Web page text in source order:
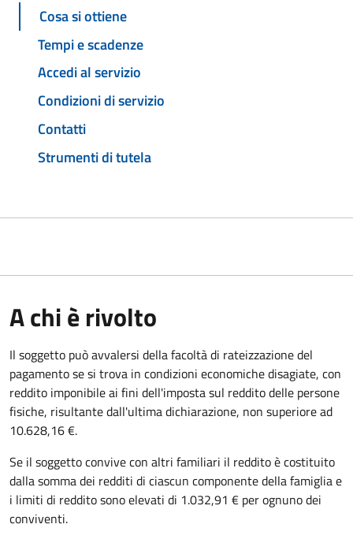
Cosa si ottiene
Tempi e scadenze
Accedi al servizio
Condizioni di servizio
Contatti
Strumenti di tutela
A chi è rivolto
Il soggetto può avvalersi della facoltà di rateizzazione del
pagamento se si trova in condizioni economiche disagiate, con
reddito imponibile ai fini dell'imposta sul reddito delle persone
fisiche, risultante dall'ultima dichiarazione, non superiore ad
10.628,16 €.
Se il soggetto convive con altri familiari il reddito è costituito
dalla somma dei redditi di ciascun componente della famiglia e
i limiti di reddito sono elevati di 1.032,91 € per ognuno dei
conviventi.